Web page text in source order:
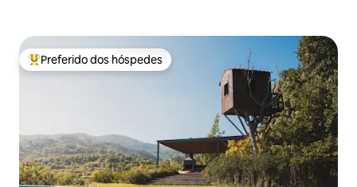
Entre os melhores preferidos dos hóspedes
Preferido dos hóspedes